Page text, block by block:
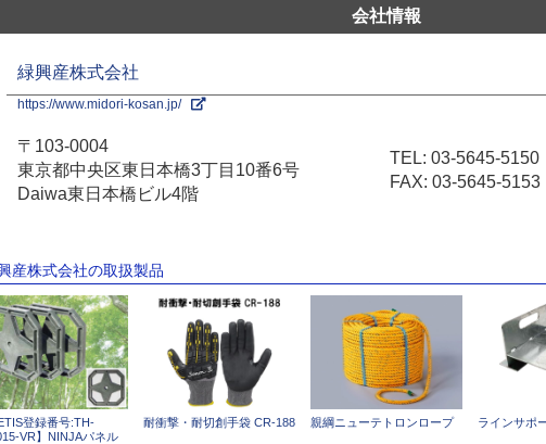
会社情報
緑興産株式会社
https://www.midori-kosan.jp/
〒103-0004
東京都中央区東日本橋3丁目10番6号
Daiwa東日本橋ビル4階
TEL: 03-5645-5150
FAX: 03-5645-5153
産株式会社の取扱製品
登録番号:TH-
VR】NINJAパネル
耐衝撃・耐切創手袋 CR-188 親綱ニューテトロンロープ ラインサポ